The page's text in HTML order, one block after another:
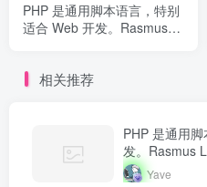
PHP 是通用脚本语言，特别
适合 Web 开发。Rasmus
历访问量。如今 PHP 驱动...
相关推荐
PHP 是通用
发。Rasmus
最初用于追踪
Yave